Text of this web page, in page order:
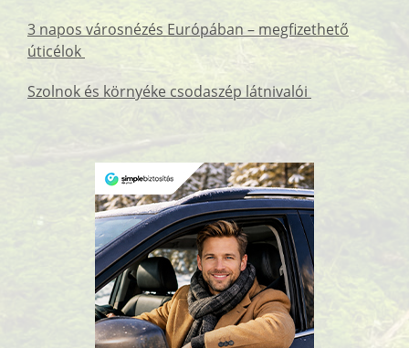
3 napos városnézés Európában – megfizethető
úticélok
Szolnok és környéke csodaszép látnivalói